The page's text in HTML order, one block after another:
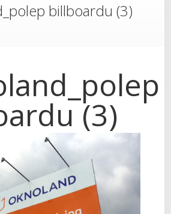
billboardu (3)
(3)